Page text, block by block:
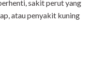
sakit perut yang
atau penyakit kuning